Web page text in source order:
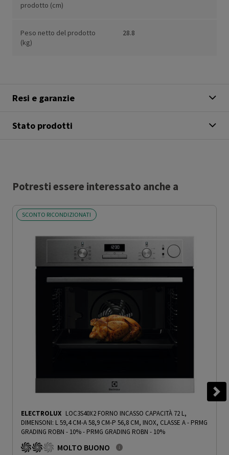
prodotto (cm)
Peso netto del prodotto
(kg)
28.8
Resi e garanzie
Stato prodotti
Potresti essere interessato anche a
SCONTO RICONDIZIONATI
ELECTROLUX LOC3S40X2 FORNO INCASSO CAPACITÀ 72 L,
DIMENSONI: L 59,4 CM-A 58,9 CM-P 56,8 CM, INOX, CLASSE A - PRMG
GRADING ROBN - 10%- PRMG GRADING ROBN - 10%
MOLTO BUONO